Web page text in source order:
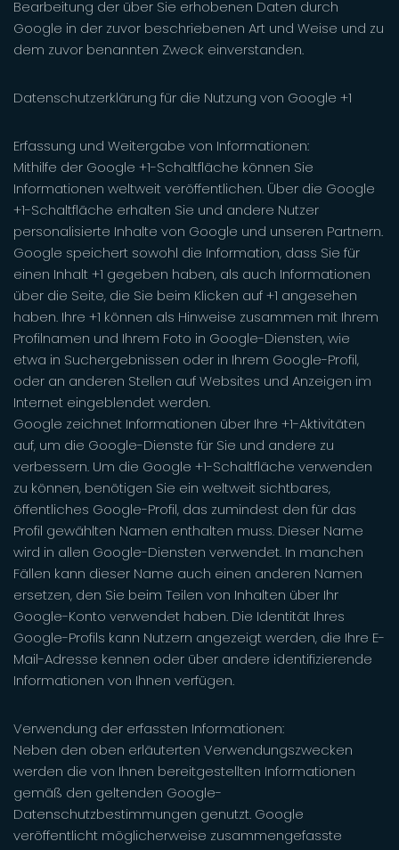
Bearbeitung der über Sie erhobenen Daten durch
Google in der zuvor beschriebenen Art und Weise und zu
dem zuvor benannten Zweck einverstanden.
Datenschutzerklärung für die Nutzung von Google +1
Erfassung und Weitergabe von Informationen:
Mithilfe der Google +1-Schaltfläche können Sie
Informationen weltweit veröffentlichen. Über die Google
+1-Schaltfläche erhalten Sie und andere Nutzer
personalisierte Inhalte von Google und unseren Partnern.
Google speichert sowohl die Information, dass Sie für
einen Inhalt +1 gegeben haben, als auch Informationen
über die Seite, die Sie beim Klicken auf +1 angesehen
haben. Ihre +1 können als Hinweise zusammen mit Ihrem
Profilnamen und Ihrem Foto in Google-Diensten, wie
etwa in Suchergebnissen oder in Ihrem Google-Profil,
oder an anderen Stellen auf Websites und Anzeigen im
Internet eingeblendet werden.
Google zeichnet Informationen über Ihre +1-Aktivitäten
auf, um die Google-Dienste für Sie und andere zu
verbessern. Um die Google +1-Schaltfläche verwenden
zu können, benötigen Sie ein weltweit sichtbares,
öffentliches Google-Profil, das zumindest den für das
Profil gewählten Namen enthalten muss. Dieser Name
wird in allen Google-Diensten verwendet. In manchen
Fällen kann dieser Name auch einen anderen Namen
ersetzen, den Sie beim Teilen von Inhalten über Ihr
Google-Konto verwendet haben. Die Identität Ihres
Google-Profils kann Nutzern angezeigt werden, die Ihre E-
Mail-Adresse kennen oder über andere identifizierende
Informationen von Ihnen verfügen.
Verwendung der erfassten Informationen:
Neben den oben erläuterten Verwendungszwecken
werden die von Ihnen bereitgestellten Informationen
gemäß den geltenden Google-
Datenschutzbestimmungen genutzt. Google
veröffentlicht möglicherweise zusammengefasste